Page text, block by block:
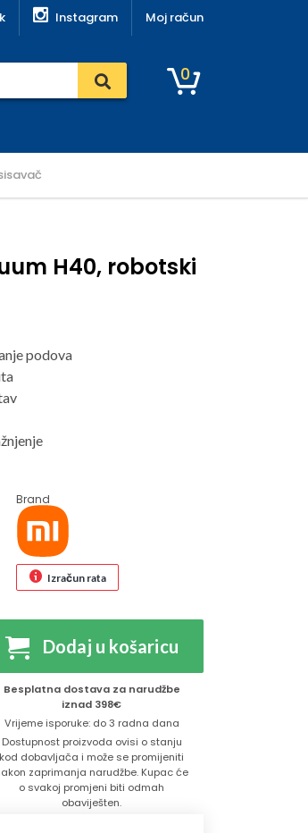
Instagram Moj račun
0
H40, robotski
podova
Brand
Izračun rata
Dodaj u košaricu
Besplatna dostava za narudžbe
iznad 398€
Vrijeme isporuke: do 3 radna dana
Dostupnost proizvoda ovisi o stanju
kod dobavljača i može se promijeniti
zaprimanja narudžbe. Kupac će
o svakoj promjeni biti odmah
obaviješten.